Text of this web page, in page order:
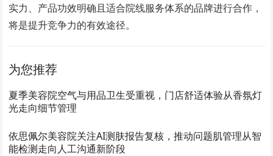
实力、产品功效明确且适合院线服务体系的品牌进行合作，
将是提升竞争力的有效途径。
为您推荐
夏季美容院空气与用品卫生受重视，门店舒适体验从香氛灯
光走向细节管理
依思佩尔美容院关注AI测肤报告复核，推动问题肌管理从智
能检测走向人工沟通新阶段